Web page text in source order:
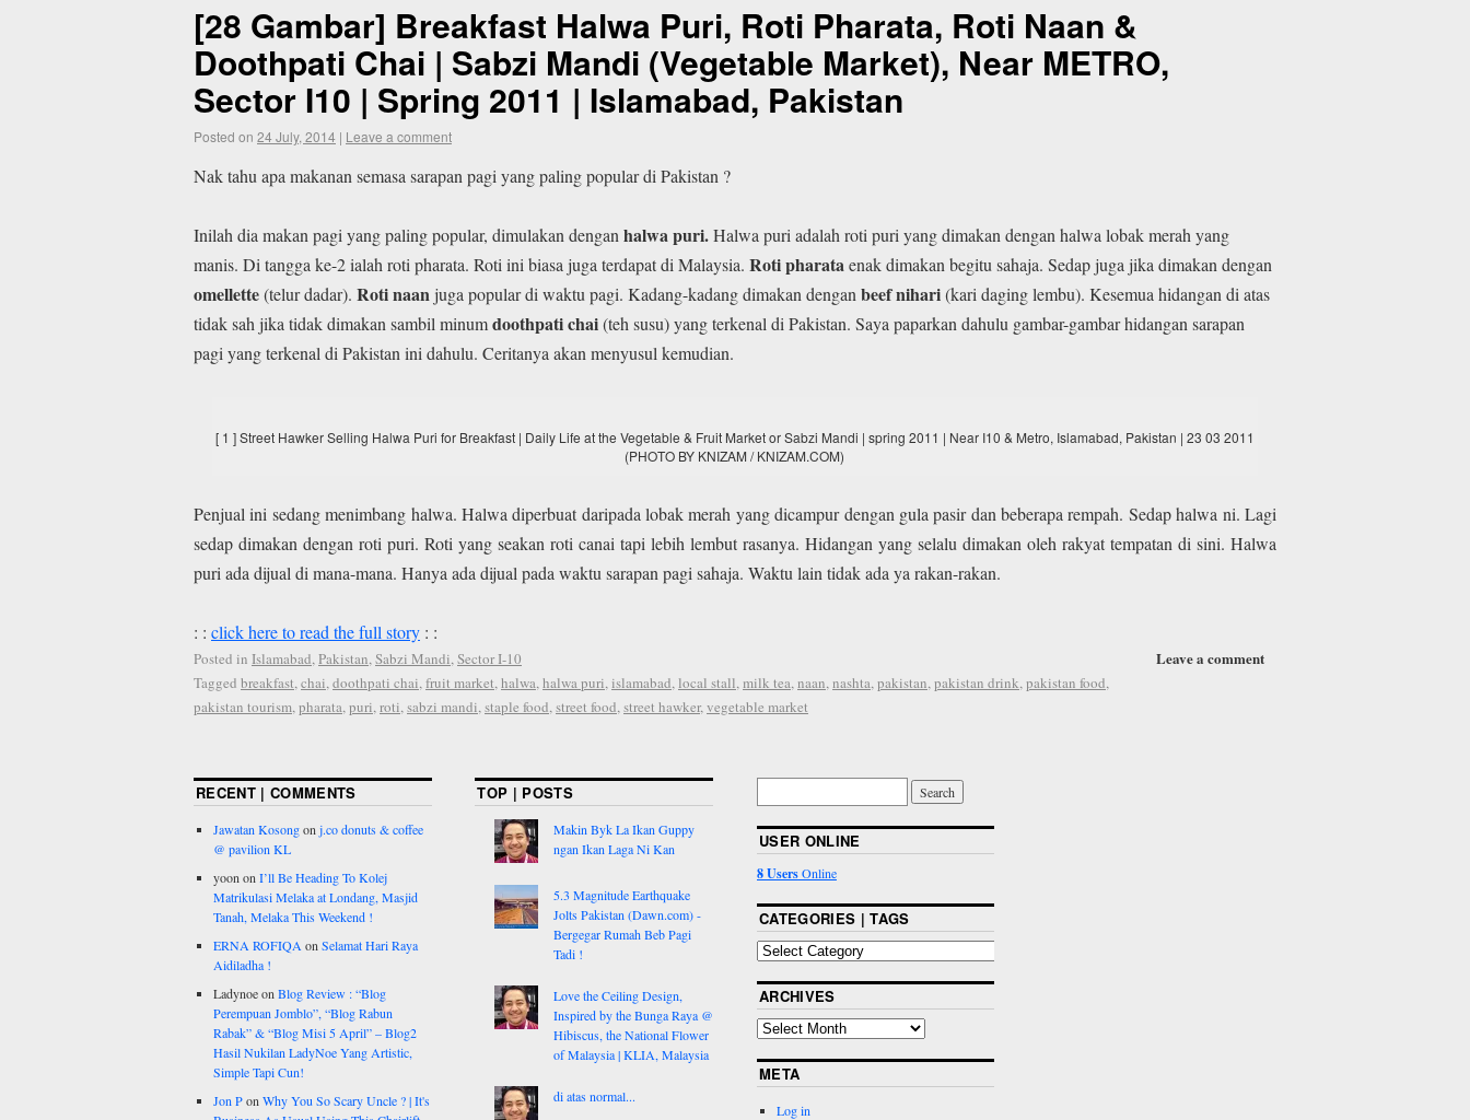
[28 Gambar] Breakfast Halwa Puri, Roti Pharata, Roti Naan &
Doothpati Chai | Sabzi Mandi (Vegetable Market), Near METRO,
Sector I10 | Spring 2011 | Islamabad, Pakistan
Posted on 24 July, 2014 | Leave a comment
Nak tahu apa makanan semasa sarapan pagi yang paling popular di Pakistan ?
Inilah dia makan pagi yang paling popular, dimulakan dengan halwa puri.Halwa puri adalah roti puri yang dimakan dengan halwa lobak merah yang
manis. Di tangga ke-2 ialah roti pharata. Roti ini biasa juga terdapat di Malaysia. Roti pharataenak dimakan begitu sahaja. Sedap juga jika dimakan dengan
omellette(telur dadar). Roti naan juga popular di waktu pagi. Kadang-kadang dimakan dengan beef nihari(kari daging lembu). Kesemua hidangan di atas
tidak sah jika tidak dimakan sambil minumdoothpati chai(teh susu) yang terkenal di Pakistan. Saya paparkan dahulu gambar-gambar hidangan sarapan
pagi yang terkenal di Pakistan ini dahulu. Ceritanya akan menyusul kemudian.
[ 1 ] Street Hawker Selling Halwa Puri for Breakfast | Daily Life at the Vegetable & Fruit Market or Sabzi Mandi | spring 2011 | Near I10 & Metro, Islamabad, Pakistan | 23 03 2011
(PHOTO BY KNIZAM / KNIZAM.COM)
Penjual ini sedang menimbang halwa. Halwa diperbuat daripada lobak merah yang dicampur dengan gula pasir dan beberapa rempah. Sedap halwa ni. Lagi
sedap dimakan dengan roti puri. Roti yang seakan roti canai tapi lebih lembut rasanya. Hidangan yang selalu dimakan oleh rakyat tempatan di sini. Halwa
puri ada dijual di mana-mana. Hanya ada dijual pada waktu sarapan pagi sahaja. Waktu lain tidak ada ya rakan-rakan.
: : click here to read the full story : :
Leave a comment
Posted in Islamabad,Pakistan,Sabzi Mandi,Sector I-10
Tagged breakfast,chai,doothpati chai,fruit market,halwa,halwa puri,islamabad,local stall,milk tea,naan,nashta,pakistan,pakistan drink,pakistan food,
pakistan tourism,pharata,puri,roti,sabzi mandi,staple food,street food,street hawker,vegetable market
RECENT | COMMENTS
Jawatan Kosongon j.co donuts & coffee
@ pavilion KL
yoon on I’ll Be Heading To Kolej
Matrikulasi Melaka at Londang, Masjid
Tanah, Melaka This Weekend !
ERNA ROFIQA on Selamat Hari Raya
Aidiladha !
Ladynoeon Blog Review : “Blog
Perempuan Jomblo”, “Blog Rabun
Rabak” & “Blog Misi 5 April” – Blog2
Hasil Nukilan LadyNoe Yang Artistic,
Simple Tapi Cun!
Jon Pon Why You So Scary Uncle ? | It's
TOP | POSTS
Makin Byk La Ikan Guppy
ngan Ikan Laga Ni Kan
5.3 Magnitude Earthquake
Jolts Pakistan (Dawn.com) -
Bergegar Rumah Beb Pagi
Tadi !
Love the Ceiling Design,
Inspired by the Bunga Raya @
Hibiscus, the National Flower
of Malaysia | KLIA, Malaysia
di atas normal...
USER ONLINE
8 UsersOnline
CATEGORIES | TAGS
ARCHIVES
META
Log in